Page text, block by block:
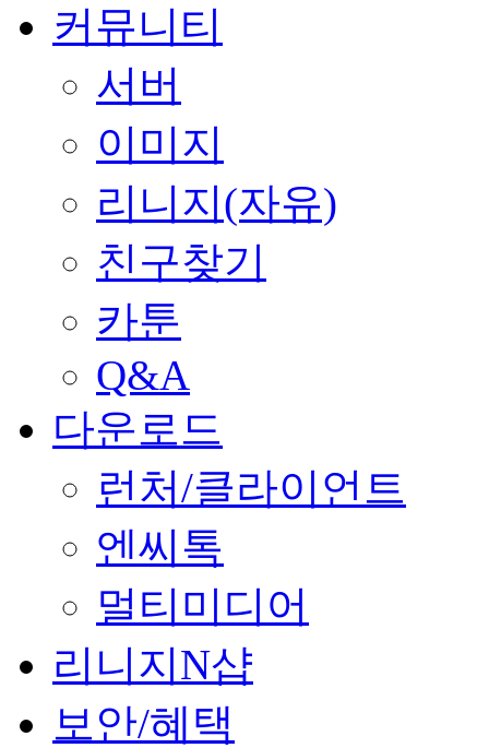
커뮤니티
서버
이미지
리니지(자유)
친구찾기
카툰
Q&A
다운로드
런처/클라이언트
엔씨톡
멀티미디어
리니지N샵
보안/혜택